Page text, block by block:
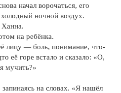
начал ворочаться, его
ночной воздух.
Ханна.
на ребёнка.
лицу — боль, понимание, что-
её горе встало и сказало: «О,
мучить?»
на словах. «Я нашёл